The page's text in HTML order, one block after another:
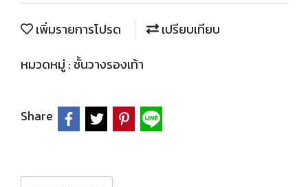
เพิ่มรายการโปรด
เปรียบเทียบ
หมวดหมู่ :ชั้นวางรองเท้า
Share